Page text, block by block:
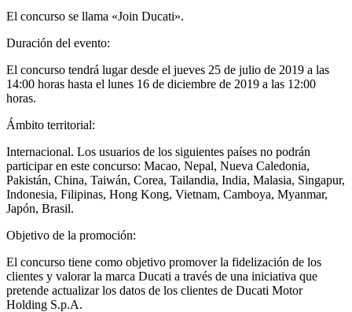
El concurso se llama «Join Ducati».
Duración del evento:
El concurso tendrá lugar desde el jueves 25 de julio de 2019 a las
14:00 horas hasta el lunes 16 de diciembre de 2019 a las 12:00
horas.
Ámbito territorial:
Internacional. Los usuarios de los siguientes países no podrán
participar en este concurso: Macao, Nepal, Nueva Caledonia,
Pakistán, China, Taiwán, Corea, Tailandia, India, Malasia, Singapur,
Indonesia, Filipinas, Hong Kong, Vietnam, Camboya, Myanmar,
Japón, Brasil.
Objetivo de la promoción:
El concurso tiene como objetivo promover la fidelización de los
clientes y valorar la marca Ducati a través de una iniciativa que
pretende actualizar los datos de los clientes de Ducati Motor
Holding S.p.A.